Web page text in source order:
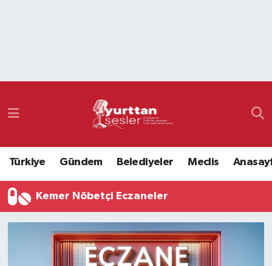
Türkiye Gündem Belediyeler Meclis
Kemer Nöbetçi Eczaneler
Namaz Vakitleri
Süper Lig Puan Durumu ve Fikstür
Tüm Manşetler
Son Dakika Haberleri
Haber Arşivi